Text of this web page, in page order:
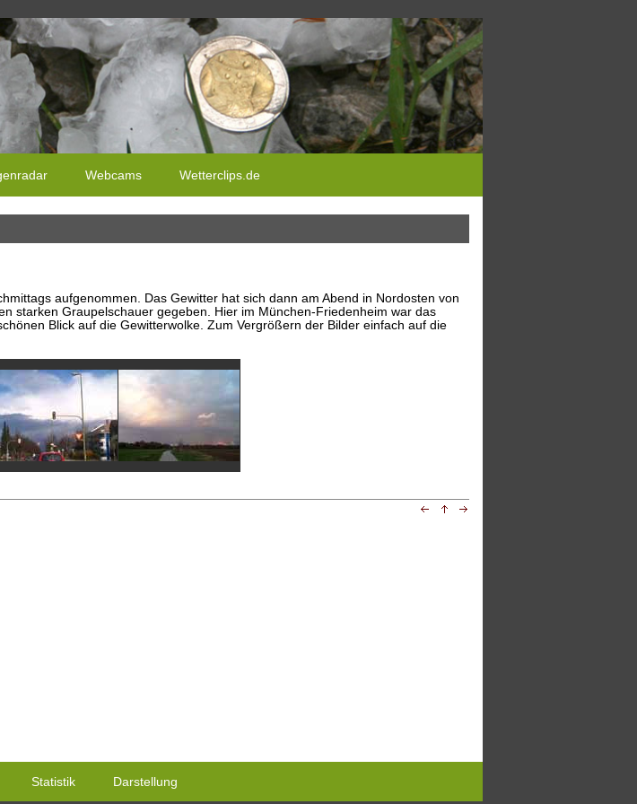
Webcams Wetterclips.de
aufgenommen. Das Gewitter hat sich dann am Abend in Nordosten von
starken Graupelschauer gegeben. Hier im München-Friedenheim war das
Blick auf die Gewitterwolke. Zum Vergrößern der Bilder einfach auf die
Statistik Darstellung